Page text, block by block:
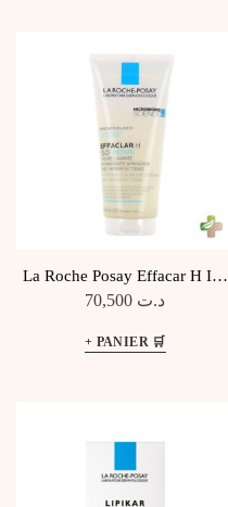
La Roche Posay Effacar H Iso
Biome Crème Lavante 200Ml
د.ت